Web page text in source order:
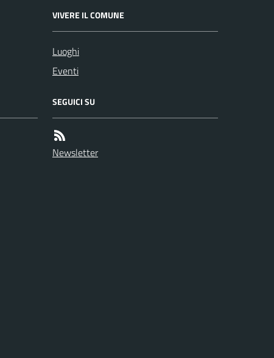
VIVERE IL COMUNE
Luoghi
Eventi
SEGUICI SU
Newsletter